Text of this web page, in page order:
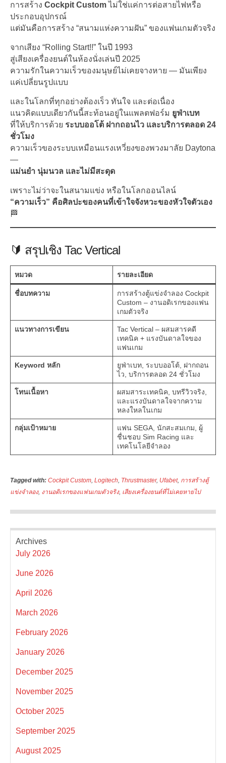
การสร้าง Cockpit Customไม่ใช่แค่การต่อสายไฟหรือ
ประกอบอุปกรณ์
แต่มันคือการสร้าง “สนามแห่งความฝัน” ของแฟนเกมตัวจริง
จากเสียง “Rolling Start!!” ในปี 1993
สู่เสียงเครื่องยนต์ในห้องนั่งเล่นปี 2025
ความรักในความเร็วของมนุษย์ไม่เคยจางหาย — มันเพียง
แค่เปลี่ยนรูปแบบ
และในโลกที่ทุกอย่างต้องเร็ว ทันใจ และต่อเนื่อง
แนวคิดแบบเดียวกันนี้สะท้อนอยู่ในแพลตฟอร์ม ยูฟ่าเบท
ที่ให้บริการด้วย ระบบออโต้ ฝากถอนไว และบริการตลอด 24
ชั่วโมง
ความเร็วของระบบเหมือนแรงเหวี่ยงของพวงมาลัย Daytona
—
แม่นยำ นุ่มนวล และไม่มีสะดุด
เพราะไม่ว่าจะในสนามแข่ง หรือในโลกออนไลน์
“ความเร็ว” คือศิลปะของคนที่เข้าใจจังหวะของหัวใจตัวเอง
🏁
🔰 สรุปเชิง Tac Vertical
หมวด รายละเอียด
ชื่อบทความ
การสร้างตู้แข่งจำลอง Cockpit
Custom – งานอดิเรกของแฟน
เกมตัวจริง
แนวทางการเขียน
Tac Vertical – ผสมสารคดี
เทคนิค + แรงบันดาลใจของ
แฟนเกม
Keyword หลัก
ยูฟ่าเบท, ระบบออโต้, ฝากถอน
ไว, บริการตลอด 24 ชั่วโมง
โทนเนื้อหา
ผสมสาระเทคนิค, บทรีวิวจริง,
และแรงบันดาลใจจากความ
หลงใหลในเกม
กลุ่มเป้าหมาย
แฟน SEGA, นักสะสมเกม, ผู้
ชื่นชอบ Sim Racing และ
เทคโนโลยีจำลอง
Tagged with: Cockpit Custom, Logitech, Thrustmaster, Ufabet, การสร้างตู้
แข่งจำลอง, งานอดิเรกของแฟนเกมตัวจริง, เสียงเครื่องยนต์ที่ไม่เคยหายไป
Archives
July 2026
June 2026
April 2026
March 2026
February 2026
January 2026
December 2025
November 2025
October 2025
September 2025
August 2025